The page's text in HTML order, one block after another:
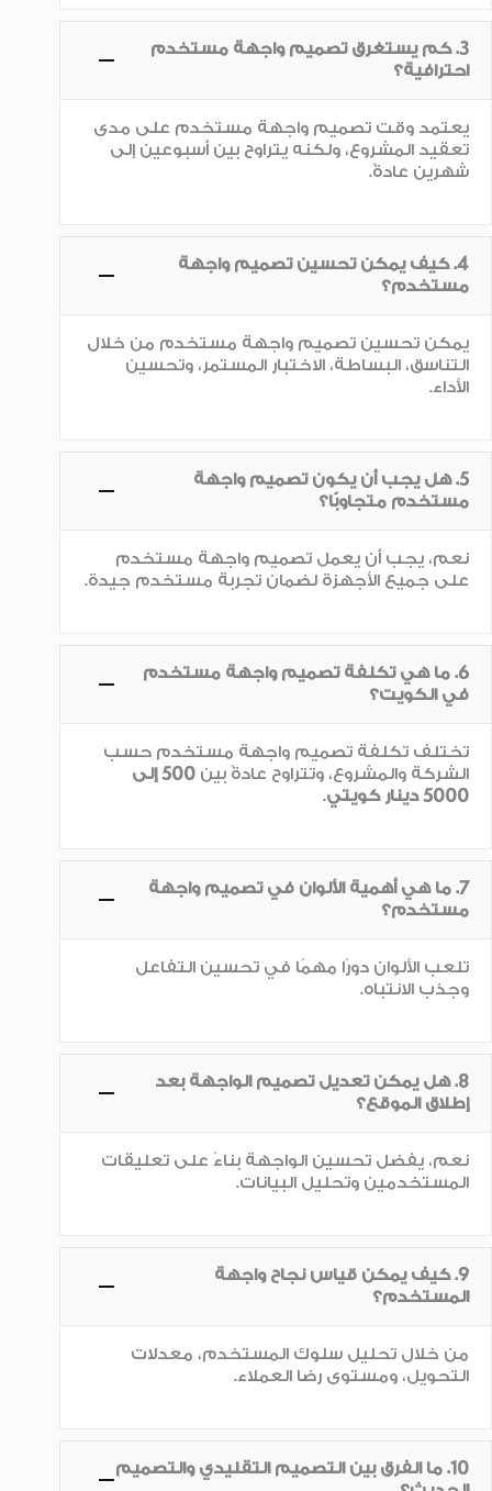
3. كم يستغرق تصميم واجهة مستخدم
احترافية؟
يعتمد وقت تصميم واجهة مستخدم على مدى
تعقيد المشروع، ولكنه يتراوح بين أسبوعين إلى
شهرين عادةً.
4. كيف يمكن تحسين تصميم واجهة
مستخدم؟
يمكن تحسين تصميم واجهة مستخدم من خلال
التناسق، البساطة، الاختبار المستمر، وتحسين
الأداء.
5. هل يجب أن يكون تصميم واجهة
مستخدم متجاوبًا؟
نعم، يجب أن يعمل تصميم واجهة مستخدم
على جميع الأجهزة لضمان تجربة مستخدم جيدة.
6. ما هي تكلفة تصميم واجهة مستخدم
في الكويت؟
تختلف تكلفة تصميم واجهة مستخدم حسب
الشركة والمشروع، وتتراوح عادةً بين
500 إلى
5000 دينار كويتي
.
7. ما هي أهمية الألوان في تصميم واجهة
مستخدم؟
تلعب الألوان دورًا مهمًا في تحسين التفاعل
وجذب الانتباه.
8. هل يمكن تعديل تصميم الواجهة بعد
إطلاق الموقع؟
نعم، يفضل تحسين الواجهة بناءً على تعليقات
المستخدمين وتحليل البيانات.
9. كيف يمكن قياس نجاح واجهة
المستخدم؟
من خلال تحليل سلوك المستخدم، معدلات
التحويل، ومستوى رضا العملاء.
10. ما الفرق بين التصميم التقليدي والتصميم